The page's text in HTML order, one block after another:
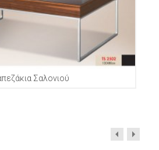
Σαλονιού